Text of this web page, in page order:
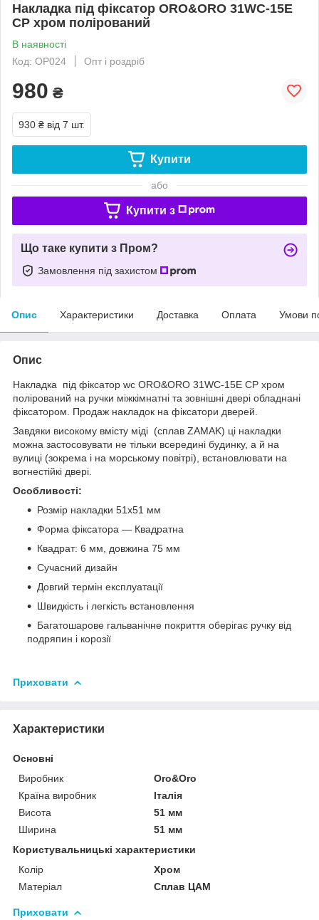
Накладка під фіксатор ORO&ORO 31WC-15E
CP хром полірований
В наявності
Код: ОР024
Опт і роздріб
980 ₴
930 ₴ від 7 шт.
Купити
або
Купити з
Що таке купити з Пром?
Замовлення під захистом
Опис Характеристики Доставка Оплата Умови
Опис
Накладка під фіксатор wc ORO&ORO 31WC-15E CP хром
полірований на ручки міжкімнатні та зовнішні двері обладнані
фіксатором. Продаж накладок на фіксатори дверей.
Завдяки високому вмісту міді (сплав ZAMAK) ці накладки
можна застосовувати не тільки всередині будинку, а й на
вулиці (зокрема і на морському повітрі), встановлювати на
вогнестійкі двері.
Особливості:
Розмір накладки 51х51 мм
Форма фіксатора — Квадратна
Квадрат: 6 мм, довжина 75 мм
Сучасний дизайн
Довгий термін експлуатації
Швидкість і легкість встановлення
Багатошарове гальванічне покриття оберігає ручку від
подряпин і корозії
Приховати
Характеристики
Основні
Виробник
Oro&Oro
Країна виробник
Італія
Висота
51 мм
Ширина
51 мм
Користувальницькі характеристики
Колір
Хром
Матеріал
Сплав ЦАМ
Приховати